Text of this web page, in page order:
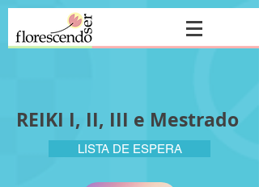
REIKI I, II, III e Mestrado
LISTA DE ESPERA